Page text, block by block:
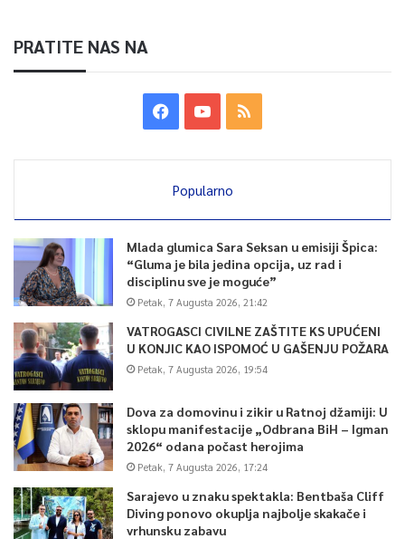
PRATITE NAS NA
Popularno
Mlada glumica Sara Seksan u emisiji Špica:
“Gluma je bila jedina opcija, uz rad i
disciplinu sve je moguće”
Petak, 7 Augusta 2026, 21:42
VATROGASCI CIVILNE ZAŠTITE KS UPUĆENI
U KONJIC KAO ISPOMOĆ U GAŠENJU POŽARA
Petak, 7 Augusta 2026, 19:54
Dova za domovinu i zikir u Ratnoj džamiji: U
sklopu manifestacije „Odbrana BiH – Igman
2026“ odana počast herojima
Petak, 7 Augusta 2026, 17:24
Sarajevo u znaku spektakla: Bentbaša Cliff
Diving ponovo okuplja najbolje skakače i
vrhunsku zabavu